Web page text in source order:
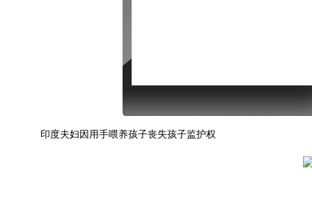
印度夫妇因用手喂养孩子丧失孩子监护权